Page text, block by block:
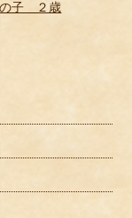
子 ２歳